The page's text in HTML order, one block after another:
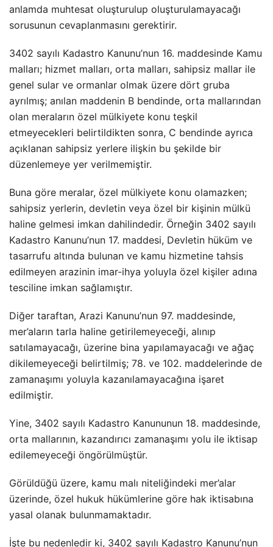
anlamda muhtesat oluşturulup oluşturulamayacağı
sorusunun cevaplanmasını gerektirir.
3402 sayılı Kadastro Kanunu’nun 16. maddesinde Kamu
malları; hizmet malları, orta malları, sahipsiz mallar ile
genel sular ve ormanlar olmak üzere dört gruba
ayrılmış; anılan maddenin B bendinde, orta mallarından
olan meraların özel mülkiyete konu teşkil
etmeyecekleri belirtildikten sonra, C bendinde ayrıca
açıklanan sahipsiz yerlere ilişkin bu şekilde bir
düzenlemeye yer verilmemiştir.
Buna göre meralar, özel mülkiyete konu olamazken;
sahipsiz yerlerin, devletin veya özel bir kişinin mülkü
haline gelmesi imkan dahilindedir. Örneğin 3402 sayılı
Kadastro Kanunu’nun 17. maddesi, Devletin hüküm ve
tasarrufu altında bulunan ve kamu hizmetine tahsis
edilmeyen arazinin imar-ihya yoluyla özel kişiler adına
tesciline imkan sağlamıştır.
Diğer taraftan, Arazi Kanunu’nun 97. maddesinde,
mer’aların tarla haline getirilemeyeceği, alınıp
satılamayacağı, üzerine bina yapılamayacağı ve ağaç
dikilemeyeceği belirtilmiş; 78. ve 102. maddelerinde de
zamanaşımı yoluyla kazanılamayacağına işaret
edilmiştir.
Yine, 3402 sayılı Kadastro Kanununun 18. maddesinde,
orta mallarının, kazandırıcı zamanaşımı yolu ile iktisap
edilemeyeceği öngörülmüştür.
Görüldüğü üzere, kamu malı niteliğindeki mer’alar
üzerinde, özel hukuk hükümlerine göre hak iktisabına
yasal olanak bulunmamaktadır.
İşte bu nedenledir ki, 3402 sayılı Kadastro Kanunu’nun